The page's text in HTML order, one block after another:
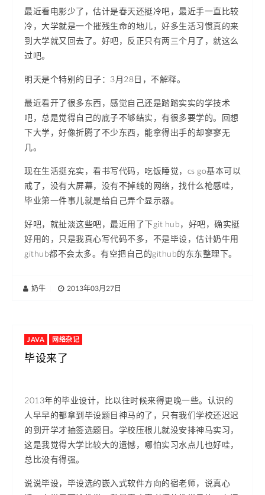
最近看电影少了，估计是春天还挺冷吧，最近手一直比较
冷，大学就是一个摧残生命的地儿，好多生活习惯真的来
到大学就又回去了。好吧，反正只有两三个月了，就这么
过吧。
明天是个特别的日子：3月28日，不解释。
最近看开了很多东西，感觉自己还是踏踏实实的学技术
吧，总是觉得自己的底子不够结实，有很多要学的。回想
下大学，好像折腾了不少东西，能拿得出手的却寥寥无
几。
现在生活挺充实，看书写代码，吃饭睡觉，cs go基本可以
戒了，没有大屏幕，没有不掉线的网络，找什么枪感哇，
毕业第一件事儿就是给自己弄个显示器。
好吧，就扯淡这些吧，最近用了下git hub，好吧，确实挺
好用的，只是我真心写代码不多，不是毕设，估计奶牛用
github都不会太多。有空把自己的github的东东整理下。
奶牛 2013年03月27日
JAVA 网络杂记
毕设来了
2013年的毕业设计，比以往时候来得更晚一些。认识的
人早早的都拿到毕设题目神马的了，只有我们学校还迟迟
的到开学才抽签选题目。学校压根儿就没安排神马实习，
这是我觉得大学比较大的遗憾，哪怕实习水点儿也好哇，
总比没有得强。
说说毕设，毕设选的嵌入式软件方向的宿老师，说真心